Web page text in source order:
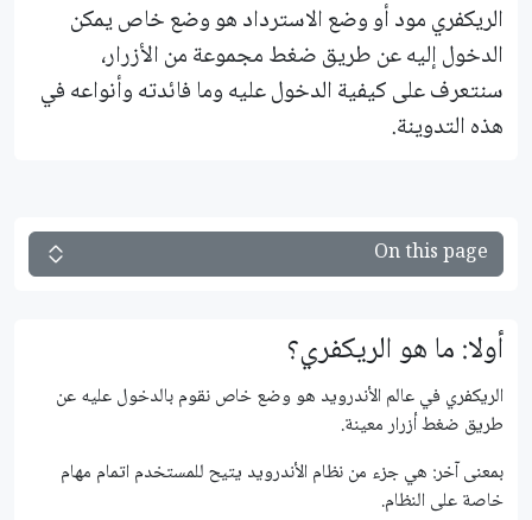
الريكفري مود أو وضع الاسترداد هو وضع خاص يمكن
الدخول إليه عن طريق ضغط مجموعة من اﻷزرار،
سنتعرف على كيفية الدخول عليه وما فائدته وأنواعه في
هذه التدوينة.
On this page
أولا: ما هو الريكفري؟
الريكفري في عالم الأندرويد هو وضع خاص نقوم بالدخول عليه عن
طريق ضغط أزرار معينة.
بمعنى آخر: هي جزء من نظام الأندرويد يتيح للمستخدم اتمام مهام
خاصة على النظام.